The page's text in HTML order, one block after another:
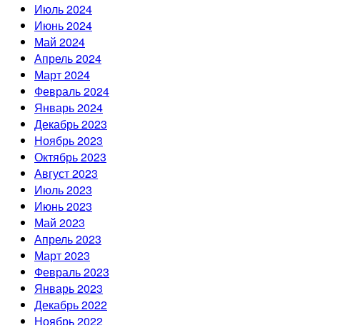
Июль 2024
Июнь 2024
Май 2024
Апрель 2024
Март 2024
Февраль 2024
Январь 2024
Декабрь 2023
Ноябрь 2023
Октябрь 2023
Август 2023
Июль 2023
Июнь 2023
Май 2023
Апрель 2023
Март 2023
Февраль 2023
Январь 2023
Декабрь 2022
Ноябрь 2022